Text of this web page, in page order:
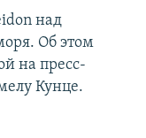
над
Об этом
на пресс-
Кунце.